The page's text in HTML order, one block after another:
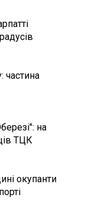
частина
на
ТЦК
окупанти